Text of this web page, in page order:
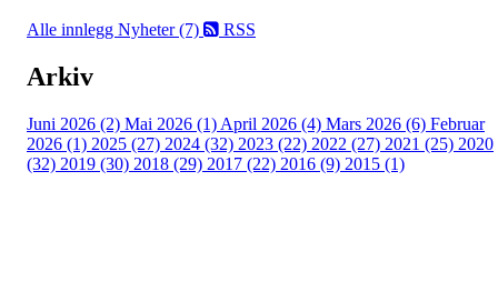
Alle innlegg Nyheter (7) RSS
Arkiv
Juni 2026 (2) Mai 2026 (1) April 2026 (4) Mars 2026 (6) Februar
2026 (1) 2025 (27) 2024 (32) 2023 (22) 2022 (27) 2021 (25) 2020
(32) 2019 (30) 2018 (29) 2017 (22) 2016 (9) 2015 (1)